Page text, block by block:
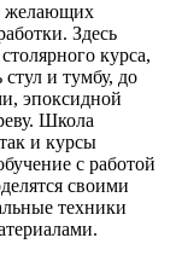
желающих
Здесь
курса,
стул и тумбу, до
эпоксидной
Школа
и курсы
с работой
своими
техники